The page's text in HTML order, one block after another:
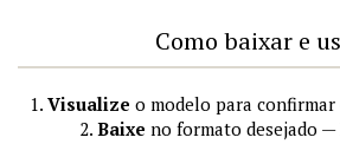
Como baixar e
1. Visualize o modelo para
2. Baixe no formato desejado —